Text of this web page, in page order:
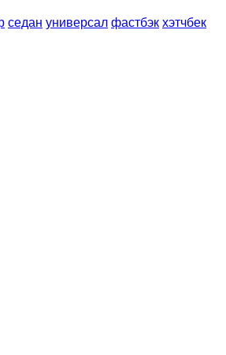
седан универсал фастбэк хэтчбек